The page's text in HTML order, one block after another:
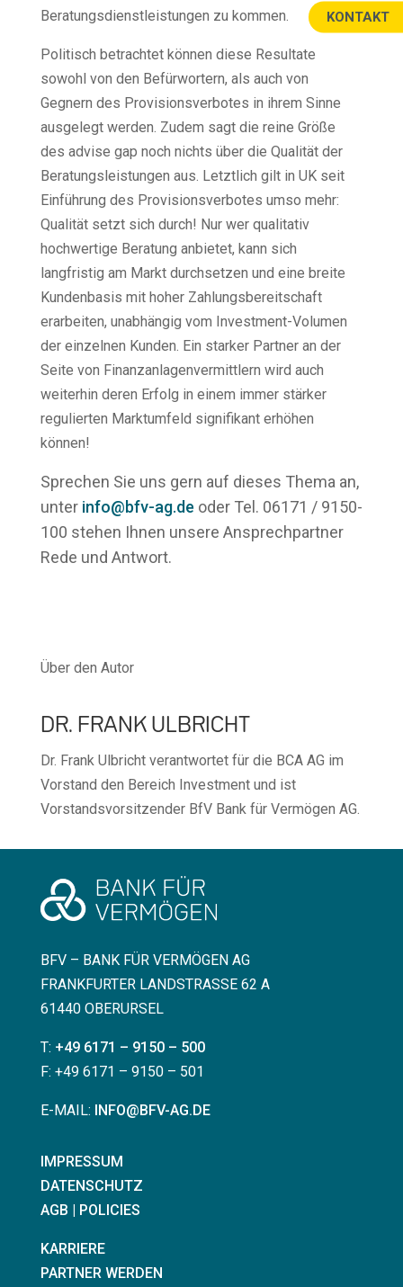
Beratungsdienstleistungen zu kommen.
Politisch betrachtet können diese Resultate
sowohl von den Befürwortern, als auch von
Gegnern des Provisionsverbotes in ihrem Sinne
ausgelegt werden. Zudem sagt die reine Größe
des advise gap noch nichts über die Qualität der
Beratungsleistungen aus. Letztlich gilt in UK seit
Einführung des Provisionsverbotes umso mehr:
Qualität setzt sich durch! Nur wer qualitativ
hochwertige Beratung anbietet, kann sich
langfristig am Markt durchsetzen und eine breite
Kundenbasis mit hoher Zahlungsbereitschaft
erarbeiten, unabhängig vom Investment-Volumen
der einzelnen Kunden. Ein starker Partner an der
Seite von Finanzanlagenvermittlern wird auch
weiterhin deren Erfolg in einem immer stärker
regulierten Marktumfeld signifikant erhöhen
können!
Sprechen Sie uns gern auf dieses Thema an,
unter info@bfv-ag.de oder Tel. 06171 / 9150-
100 stehen Ihnen unsere Ansprechpartner
Rede und Antwort.
Über den Autor
DR. FRANK ULBRICHT
Dr. Frank Ulbricht verantwortet für die BCA AG im
Vorstand den Bereich Investment und ist
Vorstandsvorsitzender BfV Bank für Vermögen AG.
KONTAKT
BFV – BANK FÜR VERMÖGEN AG
FRANKFURTER LANDSTRASSE 62 A
61440 OBERURSEL
T: +49 6171 – 9150 – 500
F: +49 6171 – 9150 – 501
E-MAIL: INFO@BFV-AG.DE
IMPRESSUM
DATENSCHUTZ
AGB | POLICIES
KARRIERE
PARTNER WERDEN